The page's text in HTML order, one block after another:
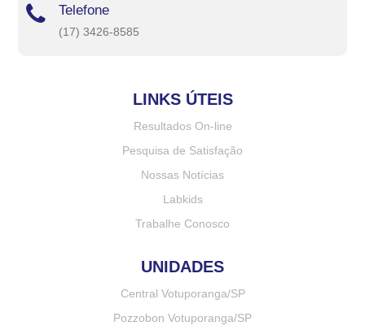
Telefone
(17) 3426-8585
LINKS ÚTEIS
Resultados On-line
Pesquisa de Satisfação
Nossas Notícias
Labkids
Trabalhe Conosco
UNIDADES
Central Votuporanga/SP
Pozzobon Votuporanga/SP